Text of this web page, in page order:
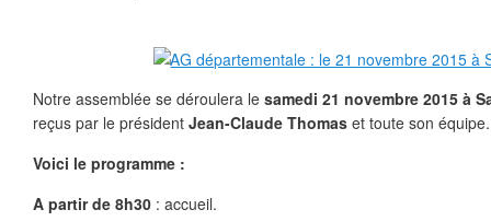
Notre assemblée se déroulera le samedi 21 novembre 2015 à
reçus par le président Jean-Claude Thomas et toute son équipe.
Voici le programme :
A partir de 8h30 : accueil.